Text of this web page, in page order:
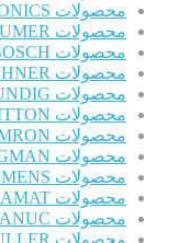
محصولات AUTONICS
محصولات BAUMER
محصولات BOSCH
محصولات EUCHNER
محصولات GRUNDIG
محصولات LITTON
محصولات OMRON
محصولات STEGMAN
محصولات SIEMENS
محصولات INDRAMAT
محصولات FANUC
محصولات BAUMULLER